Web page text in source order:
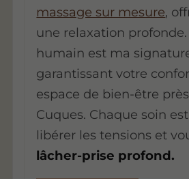
massage sur mesure,
une relaxation profonde
humain est ma
garantissant votre
espace de bien-être
Cuques. Chaque soin
libérer les tensions et
lâcher-prise profond.